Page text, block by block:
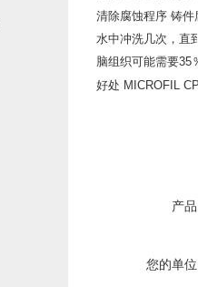
清除腐蚀程序 铸件
水中冲洗几次，直
脑组织可能需要35
好处 MICROFIL
产
您的单